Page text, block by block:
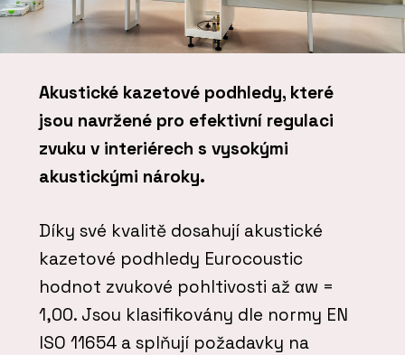
Akustické kazetové podhledy, které
jsou navržené pro efektivní regulaci
zvuku v interiérech s vysokými
akustickými nároky.
Díky své kvalitě dosahují akustické
kazetové podhledy Eurocoustic
hodnot zvukové pohltivosti až αw =
1,00. Jsou klasifikovány dle normy EN
ISO 11654 a splňují požadavky na